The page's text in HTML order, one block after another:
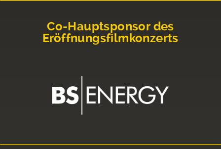
Co-Hauptsponsor des
Eröffnungsfilmkonzerts